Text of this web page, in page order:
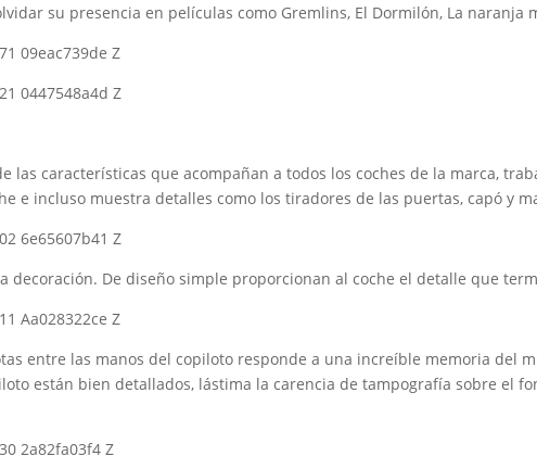
su presencia en películas como Gremlins, El Dormilón, La naranja
las características que acompañan a todos los coches de la marca,
e incluso muestra detalles como los tiradores de las puertas, capó y
decoración. De diseño simple proporcionan al coche el detalle que
entre las manos del copiloto responde a una increíble memoria del
están bien detallados, lástima la carencia de tampografía sobre el